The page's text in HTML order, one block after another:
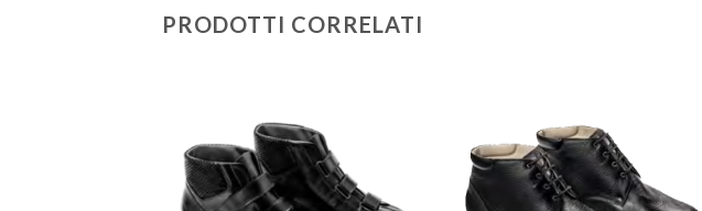
PRODOTTI CORRELATI